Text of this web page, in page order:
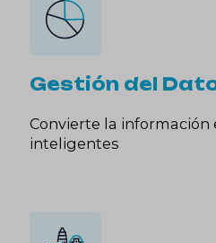
Gestión del
Convierte la información
inteligentes